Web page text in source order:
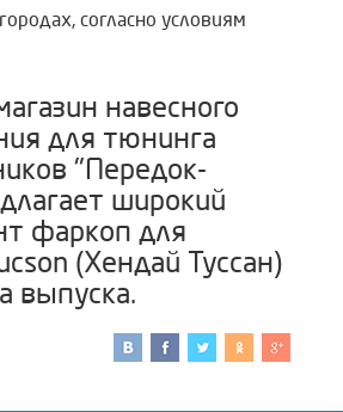
согласно условиям
навесного
для тюнинга
"Передок-
широкий
фаркоп для
(Хендай Туссан)
выпуска.